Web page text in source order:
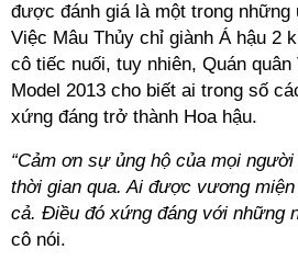
được đánh giá là một trong
Việc Mâu Thủy chỉ giành Á hậu 2
cô tiếc nuối, tuy nhiên, Quán quân
Model 2013 cho biết ai trong số
xứng đáng trở thành Hoa hậu.
“Cảm ơn sự ủng hộ của mọi
thời gian qua. Ai được vương
cả. Điều đó xứng đáng với những
cô nói.